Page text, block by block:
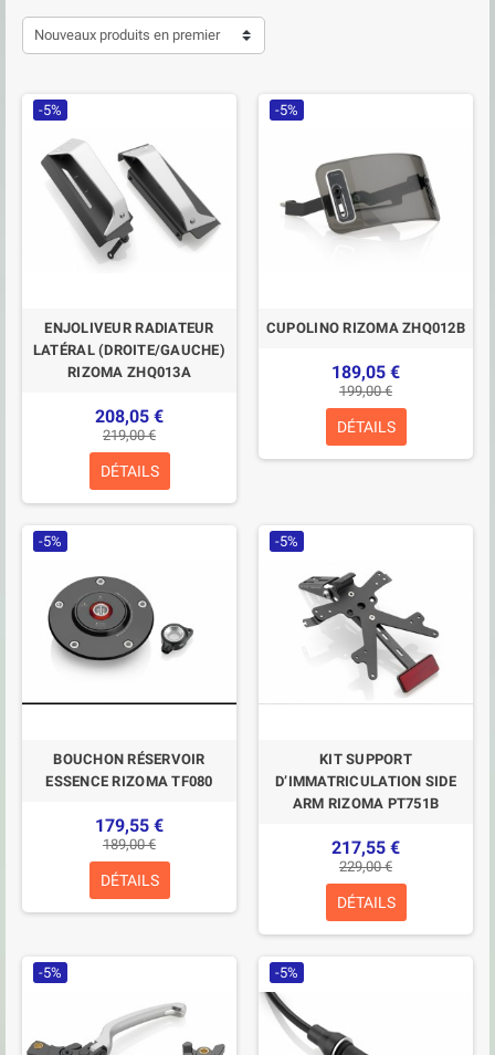
Nouveaux produits en premier
-5%
ENJOLIVEUR RADIATEUR
LATÉRAL (DROITE/GAUCHE)
RIZOMA ZHQ013A
208,05 €
219,00 €
DÉTAILS
-5%
CUPOLINO RIZOMA ZHQ012B
189,05 €
199,00 €
DÉTAILS
-5%
BOUCHON RÉSERVOIR
ESSENCE RIZOMA TF080
179,55 €
189,00 €
DÉTAILS
-5%
KIT SUPPORT
D’IMMATRICULATION SIDE
ARM RIZOMA PT751B
217,55 €
229,00 €
DÉTAILS
-5% -5%